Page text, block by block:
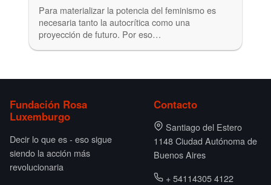
Para materializar la potencia del feminismo es
necesaria tanto la autocrítica como una
proyección de futuro. Por eso…
Fundación Rosa
Luxemburgo
Decir lo que es - eso sigue
siendo la acción más
revolucionaria
Contacto
Santiago del Estero
1148 Ciudad Autónoma de
Buenos Aires
+ 54114305 4122